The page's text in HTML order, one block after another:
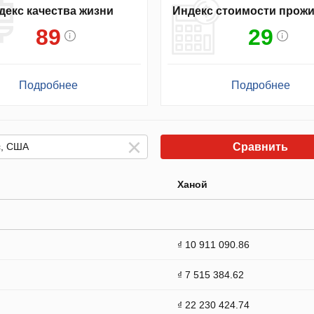
качества жизни
89
Подробнее
Индекс стоимости
29
Подробнее
Сравнить
Ханой
₫ 10 911 090.86
₫ 7 515 384.62
₫ 22 230 424.74